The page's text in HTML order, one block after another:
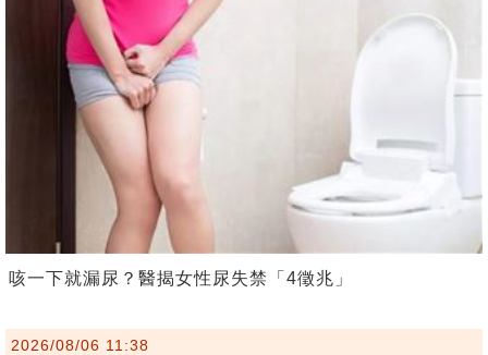
咳一下就漏尿？醫揭女性尿失禁「4徵兆」
2026/08/06 11:38